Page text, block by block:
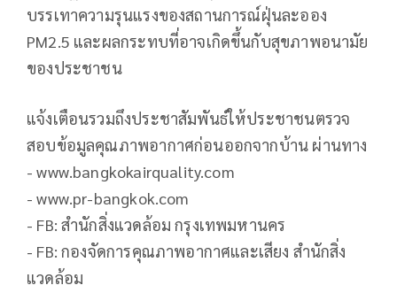
บรรเทาความรุนแรงของสถานการณ์ฝุ่นละออง
PM2.5 และผลกระทบที่อาจเกิดขึ้นกับสุขภาพอนามัย
ของประชาชน
แจ้งเตือนรวมถึงประชาสัมพันธ์ให้ประชาชนตรวจ
สอบข้อมูลคุณภาพอากาศก่อนออกจากบ้าน ผ่านทาง
- www.bangkokairquality.com
- www.pr-bangkok.com
- FB: สำนักสิ่งแวดล้อม กรุงเทพมหานคร
- FB: กองจัดการคุณภาพอากาศและเสียง สำนักสิ่ง
แวดล้อม